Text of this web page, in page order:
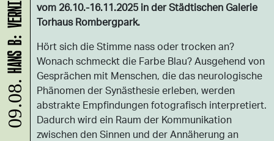
vom 26.10.-16.11.2025 in der Städtischen Galerie
Torhaus Rombergpark.
Hört sich die Stimme nass oder trocken an?
Wonach schmeckt die Farbe Blau? Ausgehend von
Gesprächen mit Menschen, die das neurologische
Phänomen der Synästhesie erleben, werden
abstrakte Empfindungen fotografisch interpretiert.
Dadurch wird ein Raum der Kommunikation
zwischen den Sinnen und der Annäherung an
09.08.